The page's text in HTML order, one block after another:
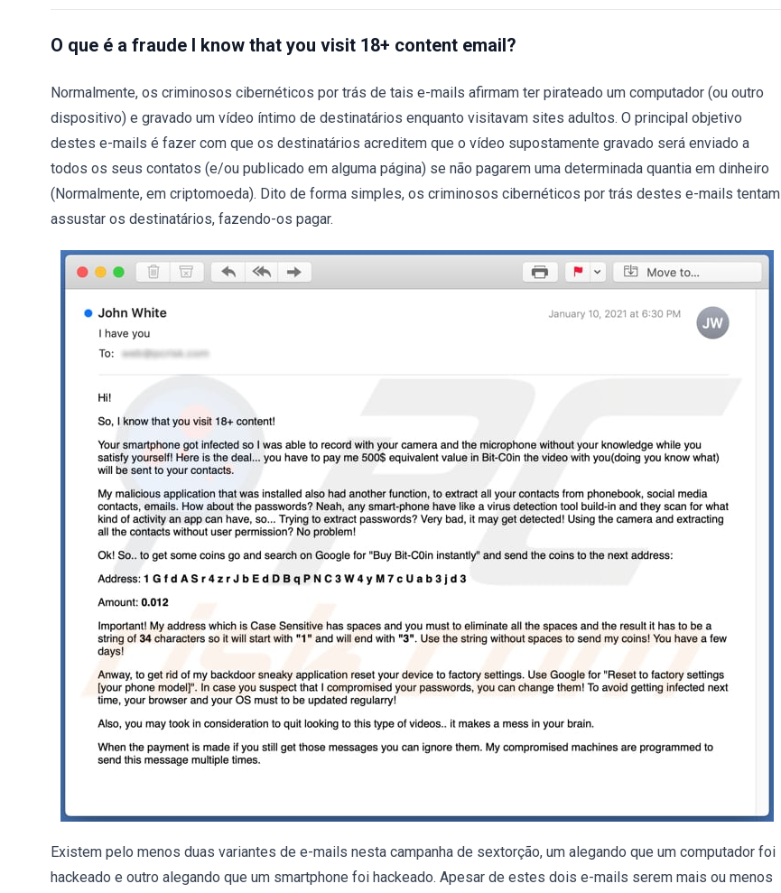
O que é a fraude I know that you visit 18+ content email?
Normalmente, os criminosos cibernéticos por trás de tais e-mails afirmam ter pirateado um computador (ou outro
dispositivo) e gravado um vídeo íntimo de destinatários enquanto visitavam sites adultos. O principal objetivo
destes e-mails é fazer com que os destinatários acreditem que o vídeo supostamente gravado será enviado a
todos os seus contatos (e/ou publicado em alguma página) se não pagarem uma determinada quantia em dinheiro
(Normalmente, em criptomoeda). Dito de forma simples, os criminosos cibernéticos por trás destes e-mails tentam
assustar os destinatários, fazendo-os pagar.
Existem pelo menos duas variantes de e-mails nesta campanha de sextorção, um alegando que um computador foi
hackeado e outro alegando que um smartphone foi hackeado. Apesar de estes dois e-mails serem mais ou menos